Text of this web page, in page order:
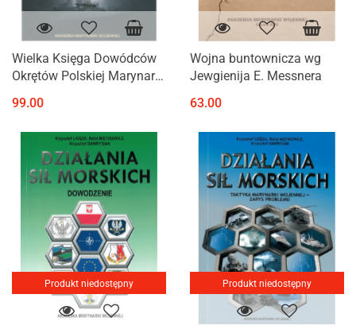
Wielka Księga Dowódców
Okrętów Polskiej Marynarki
99.00
Wojna buntownicza wg
Jewgienija E. Messnera
63.00
Produkt niedostępny Produkt niedostępny